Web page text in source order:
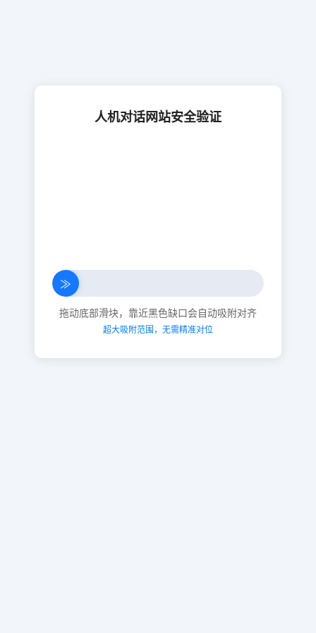
人机对话网站安全验证
≫
拖动底部滑块，靠近黑色缺口会自动吸附对齐
超大吸附范围，无需精准对位